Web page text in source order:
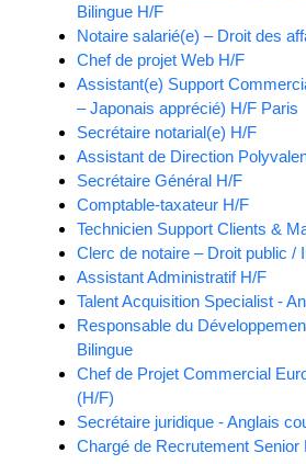
Bilingue H/F
Notaire salarié(e) – Droit des
Chef de projet Web H/F
Assistant(e) Support
– Japonais apprécié) H/F Paris
Secrétaire notarial(e) H/F
Assistant de Direction
Secrétaire Général H/F
Comptable-taxateur H/F
Technicien Support Clients &
Clerc de notaire – Droit public /
Assistant Administratif H/F
Talent Acquisition Specialist -
Responsable du
Bilingue
Chef de Projet Commercial
(H/F)
Secrétaire juridique - Anglais
Chargé de Recrutement Senior